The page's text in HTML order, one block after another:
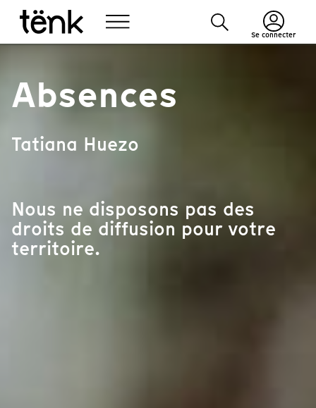
Se connecter
Absences
Tatiana Huezo
Nous ne disposons pas des
droits de diffusion pour votre
territoire.